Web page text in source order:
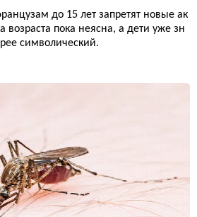
до 15 лет запретят новые ак
возраста пока неясна, а дети уже зн
символический.